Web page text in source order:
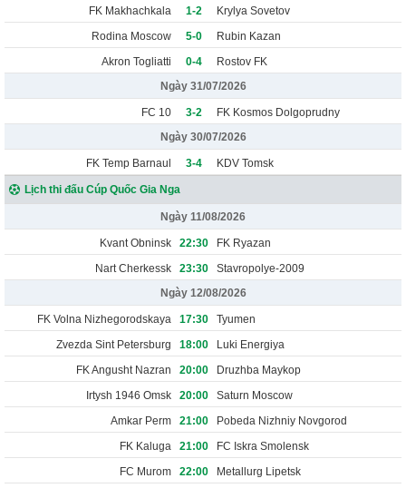
FK Makhachkala 1-2
Krylya Sovetov
Rodina Moscow
5-0
Rubin Kazan
Akron Togliatti
0-4
Rostov FK
Ngày 31/07/2026
FC 10 3-2
FK Kosmos Dolgoprudny
Ngày 30/07/2026
FK Temp Barnaul 3-4 KDV Tomsk
Lịch thi đấu Cúp Quốc Gia Nga
Ngày 11/08/2026
Kvant Obninsk 22:30
FK Ryazan
Nart Cherkessk
23:30
Stavropolye-2009
Ngày 12/08/2026
FK Volna Nizhegorodskaya 17:30
Tyumen
Zvezda Sint Petersburg
18:00
Luki Energiya
FK Angusht Nazran
20:00
Druzhba Maykop
Irtysh 1946 Omsk
20:00
Saturn Moscow
Amkar Perm
21:00
Pobeda Nizhniy Novgorod
FK Kaluga
21:00
FC Iskra Smolensk
FC Murom
22:00
Metallurg Lipetsk